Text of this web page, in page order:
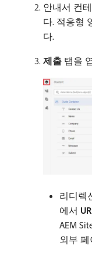
안내서 컨
다. 적응형
다.
제출 탭을
리디렉
에서
AEM
외부 페